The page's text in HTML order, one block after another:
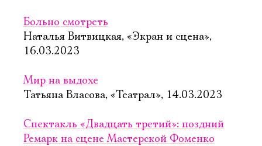
Больно смотреть
Наталья Витвицкая, «Экран и сцена»,
16.03.2023
Мир на выдохе
Татьяна Власова, «Театрал», 14.03.2023
Спектакль «Двадцать третий»: поздний
Ремарк на сцене Мастерской Фоменко